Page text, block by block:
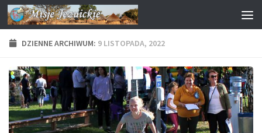
Przejdź do treści
DZIENNE ARCHIWUM: 9 LISTOPADA, 2022